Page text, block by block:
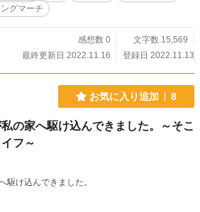
グマーチ
感想数 0
文字数 15,569
最終更新日 2022.11.16
登録日 2022.11.13
お気に入り追加 8
の家へ駆け込んできました。～そこ
フ～
駆け込んできました。